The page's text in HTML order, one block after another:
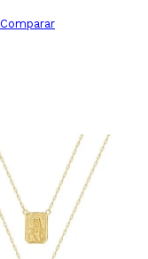
Comparar